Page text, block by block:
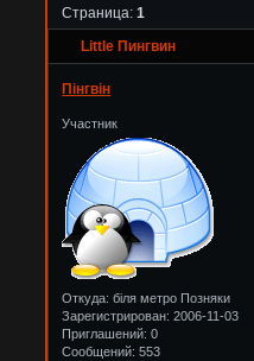
Little Пингвин
Страница:1
Пінгвін
Участник
Откуда: біля метро Позняки
Зарегистрирован: 2006-11-03
Приглашений: 0
Сообщений: 553